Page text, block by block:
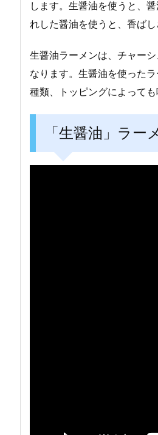
します。生醤油を使うと、
れした醤油を使うと、香ば
生醤油ラーメンは、チャー
なります。生醤油を使った
種類、トッピングによって
「生醤油」ラー